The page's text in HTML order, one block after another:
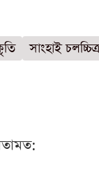
সাংহাই